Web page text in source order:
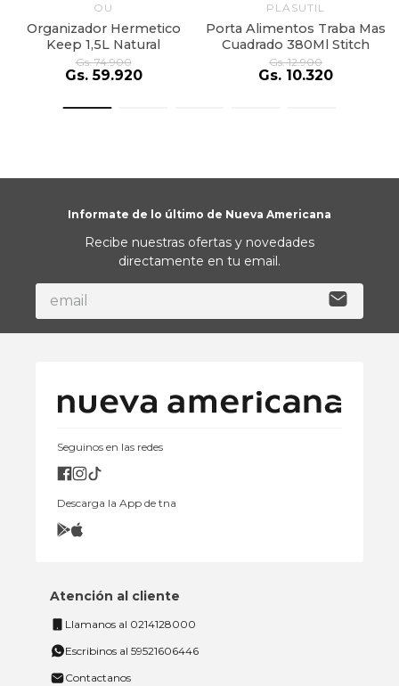
OU
Organizador Hermetico
Keep 1,5L Natural
Gs. 74.900
Gs. 59.920
PLASUTIL
Porta Alimentos Traba Mas
Cuadrado 380Ml Stitch
Gs. 12.900
Gs. 10.320
Informate de lo último de Nueva Americana
Recibe nuestras ofertas y novedades
directamente en tu email.
Seguinos en las redes
Descarga la App de tna
Atención al cliente
Llamanos al 0214128000
Escribinos al 59521606446
Contactanos